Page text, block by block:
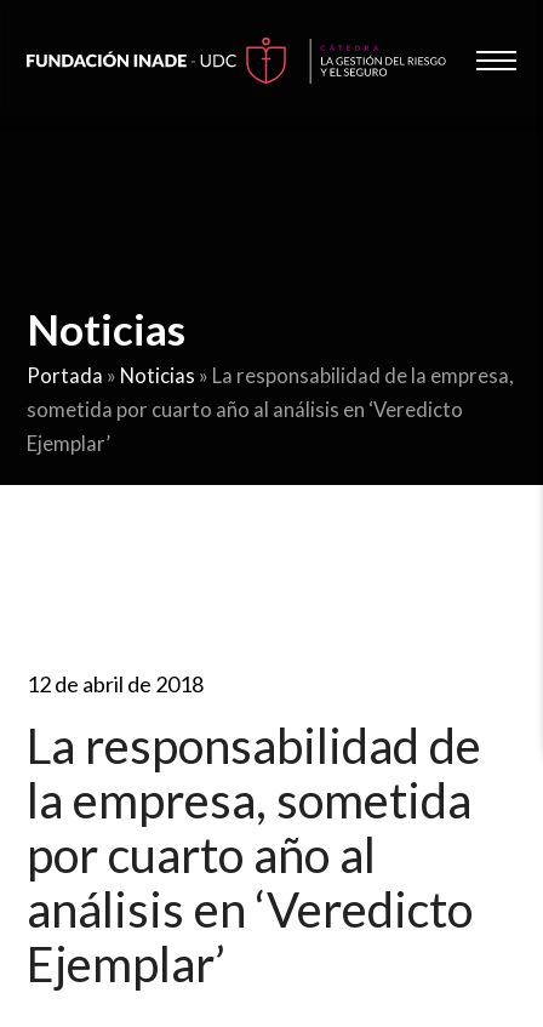
Noticias
Portada » Noticias » La responsabilidad de la empresa,
sometida por cuarto año al análisis en ‘Veredicto
Ejemplar’
12 de abril de 2018
La responsabilidad de
la empresa, sometida
por cuarto año al
análisis en ‘Veredicto
Ejemplar’